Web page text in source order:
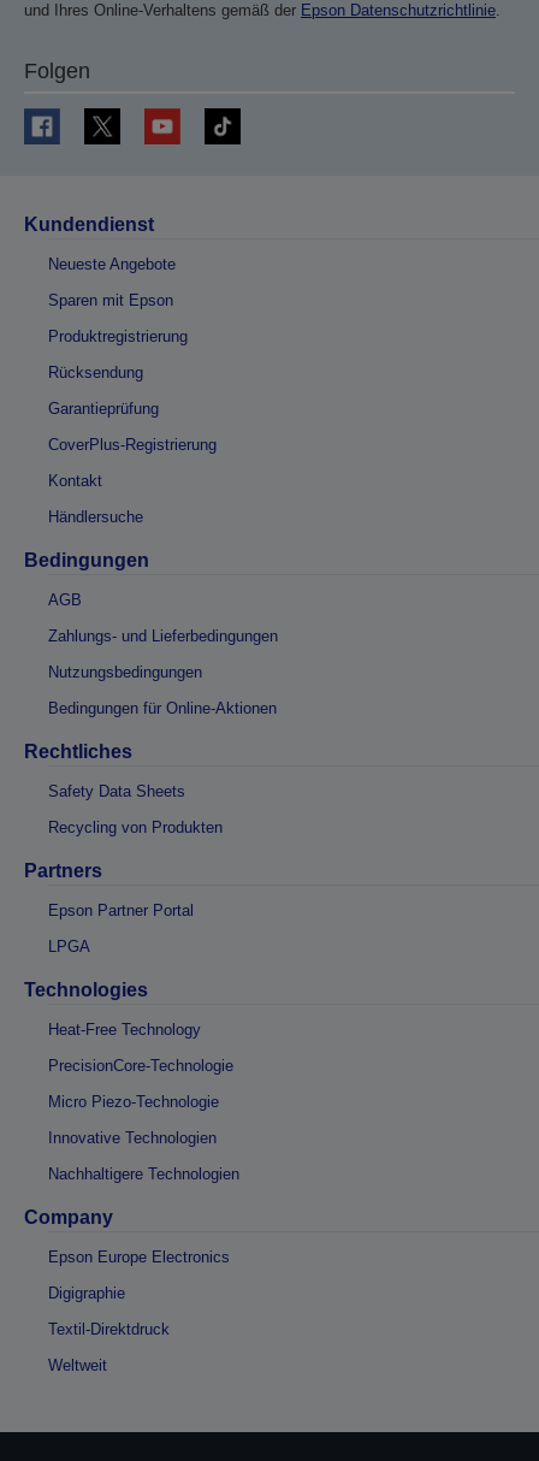
und Ihres Online-Verhaltens gemäß der Epson Datenschutzrichtlinie.
Folgen
Kundendienst
Neueste Angebote
Sparen mit Epson
Produktregistrierung
Rücksendung
Garantieprüfung
CoverPlus-Registrierung
Kontakt
Händlersuche
Bedingungen
AGB
Zahlungs- und Lieferbedingungen
Nutzungsbedingungen
Bedingungen für Online-Aktionen
Rechtliches
Safety Data Sheets
Recycling von Produkten
Partners
Epson Partner Portal
LPGA
Technologies
Heat-Free Technology
PrecisionCore-Technologie
Micro Piezo-Technologie
Innovative Technologien
Nachhaltigere Technologien
Company
Epson Europe Electronics
Digigraphie
Textil-Direktdruck
Weltweit